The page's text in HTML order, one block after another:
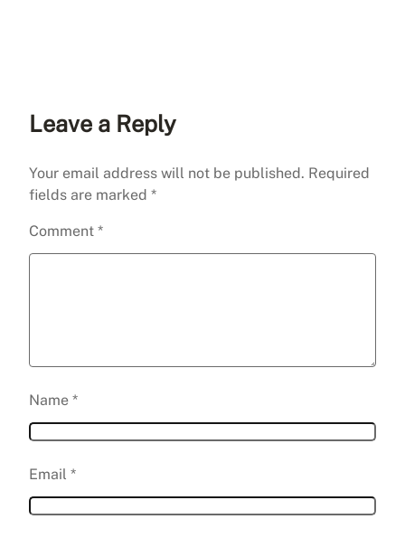
Leave a Reply
Your email address will not be published. Required
fields are marked *
Comment *
Name *
Email *